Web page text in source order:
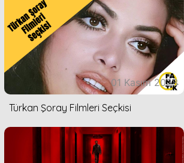
01 Kasım 2023
Türkan Şoray Filmleri Seçkisi